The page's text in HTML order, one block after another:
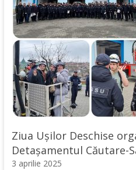
Ziua Ușilor Deschise
Detașamentul Căutare-
3 aprilie 2025